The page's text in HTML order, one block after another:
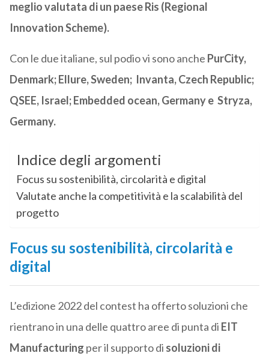
meglio valutata di un paese Ris (Regional
Innovation Scheme).
Con le due italiane, sul podio vi sono anche PurCity,
Denmark; Ellure, Sweden; Invanta, Czech Republic;
QSEE, Israel; Embedded ocean, Germany e Stryza,
Germany.
Indice degli argomenti
Focus su sostenibilità, circolarità e digital
Valutate anche la competitività e la scalabilità del
progetto
Focus su sostenibilità, circolarità e
digital
L’edizione 2022 del contest ha offerto soluzioni che
rientrano in una delle quattro aree di punta di EIT
Manufacturing per il supporto di soluzioni di